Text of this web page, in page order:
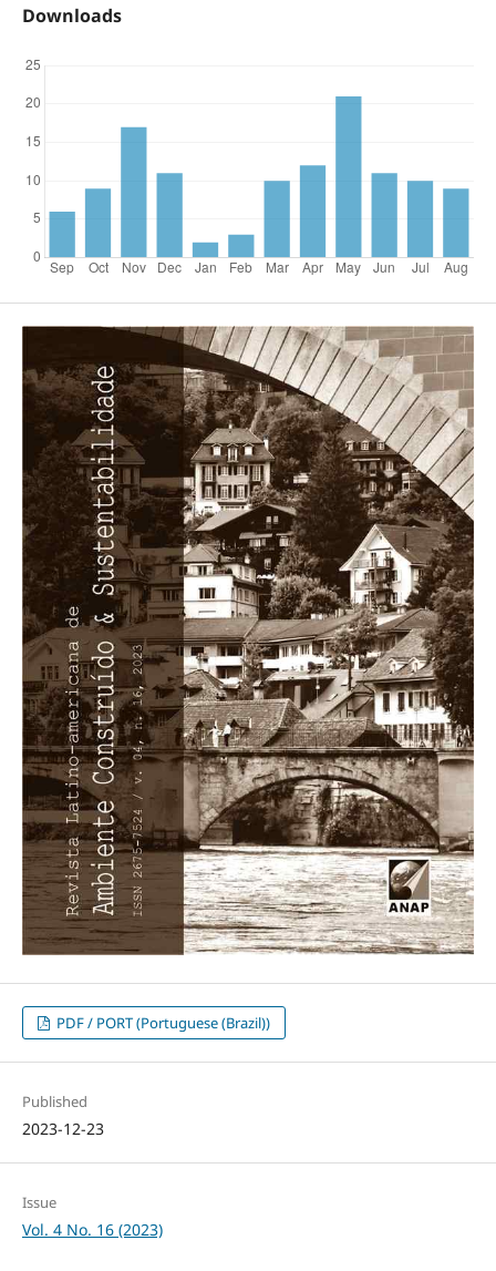
Downloads
PDF / PORT (Portuguese (Brazil))
Published
2023-12-23
Issue
Vol. 4 No. 16 (2023)